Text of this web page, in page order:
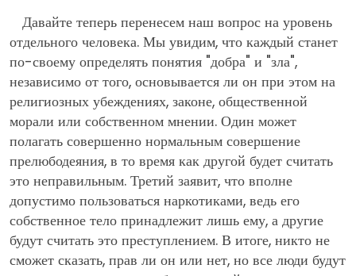
Давайте теперь перенесем наш вопрос на уровень
отдельного человека. Мы увидим, что каждый станет
по-своему определять понятия "добра" и "зла",
независимо от того, основывается ли он при этом на
религиозных убеждениях, законе, общественной
морали или собственном мнении. Один может
полагать совершенно нормальным совершение
прелюбодеяния, в то время как другой будет считать
это неправильным. Третий заявит, что вполне
допустимо пользоваться наркотиками, ведь его
собственное тело принадлежит лишь ему, а другие
будут считать это преступлением. В итоге, никто не
сможет сказать, прав ли он или нет, но все люди будут